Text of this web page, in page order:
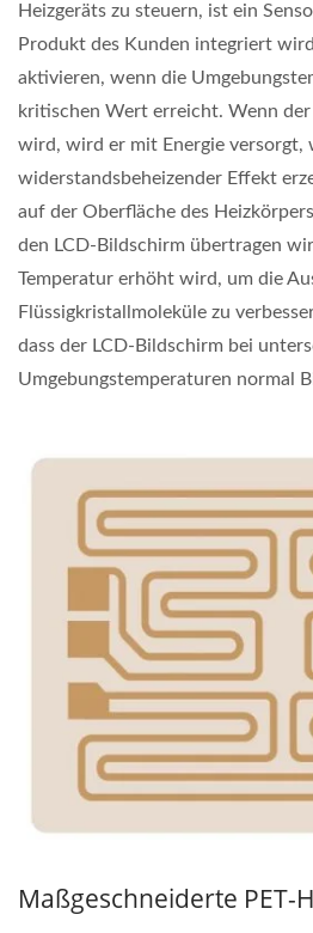
Heizgeräts zu steuern, ist ein
Produkt des Kunden integriert
aktivieren, wenn die
kritischen Wert erreicht. Wenn
wird, wird er mit Energie versorgt,
widerstandsbeheizender Effekt
auf der Oberfläche des
den LCD-Bildschirm übertragen
Temperatur erhöht wird, um die
Flüssigkristallmoleküle zu
dass der LCD-Bildschirm bei
Umgebungstemperaturen normal
Maßgeschneiderte PET-